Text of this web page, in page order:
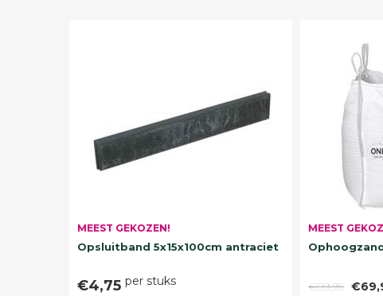
MEEST GEKOZEN!
Opsluitband 5x15x100cm antraciet
€4,75 per stuks
MEEST
€89,95